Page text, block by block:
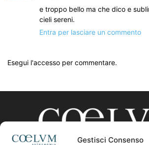
Gestisci Consenso
e troppo bello ma che dico e
cieli sereni.
Entra per lasciare un commento
Esegui l'accesso per commentare.